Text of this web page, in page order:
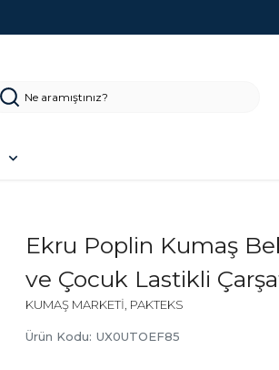
Ekru Poplin Kumaş
ve Çocuk Lastikli
KUMAŞ MARKETİ, PAKTEKS
Ürün Kodu: UX0UTOEF85